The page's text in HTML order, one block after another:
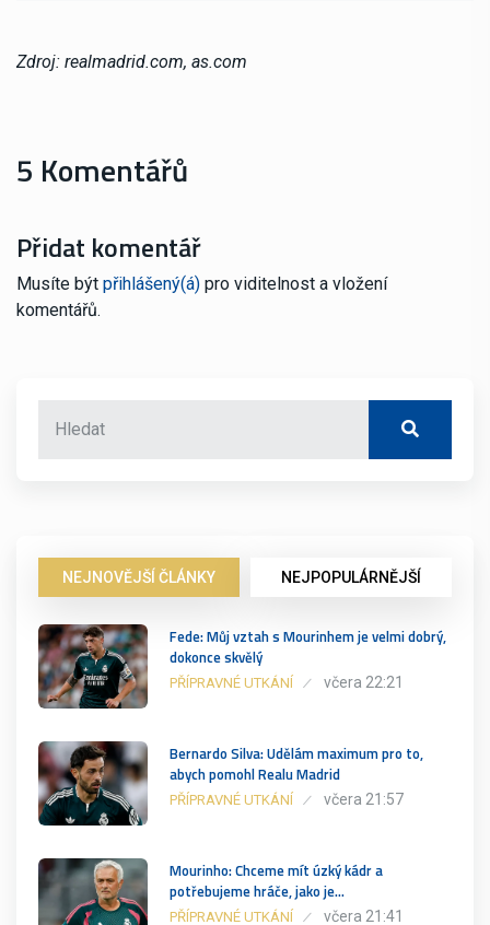
Zdroj: realmadrid.com, as.com
5 Komentářů
Přidat komentář
Musíte být přihlášený(á) pro viditelnost a vložení
komentářů.
NEJNOVĚJŠÍ ČLÁNKY NEJPOPULÁRNĚJŠÍ
Fede: Můj vztah s Mourinhem je velmi dobrý,
dokonce skvělý
PŘÍPRAVNÉ UTKÁNÍ včera 22:21
Bernardo Silva: Udělám maximum pro to,
abych pomohl Realu Madrid
PŘÍPRAVNÉ UTKÁNÍ včera 21:57
Mourinho: Chceme mít úzký kádr a
potřebujeme hráče, jako je…
PŘÍPRAVNÉ UTKÁNÍ včera 21:41